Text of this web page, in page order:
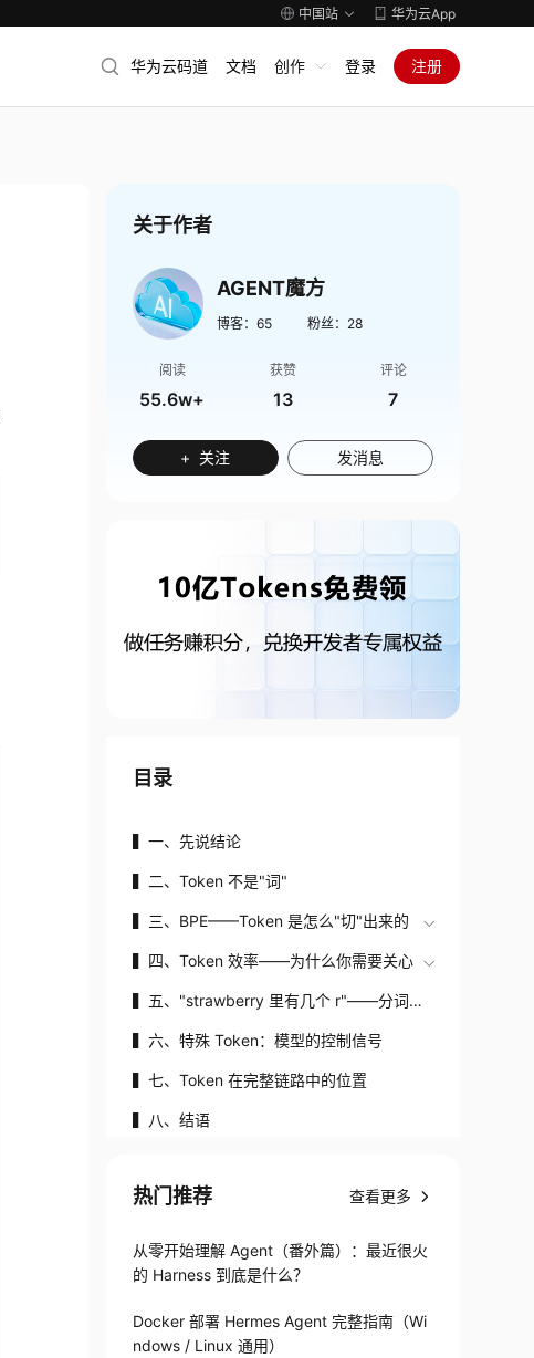
中国站 华为云App
华为云码道 文档 创作 登录 注册
关于作者
AGENT魔方
博客： 65 粉丝： 28
阅读
55.6w+
获赞
13
评论
7
+ 关注 发消息
目录
▍一、先说结论
▍二、Token 不是"词"
▍三、BPE——Token 是怎么"切"出来的
▍四、Token 效率——为什么你需要关心
▍五、"strawberry 里有几个 r"——分词决
定模型的视力
▍六、特殊 Token：模型的控制信号
▍七、Token 在完整链路中的位置
▍八、结语
热门推荐 查看更多
从零开始理解 Agent（番外篇）：最近很火
的 Harness 到底是什么？
Docker 部署 Hermes Agent 完整指南（Wi
ndows / Linux 通用）